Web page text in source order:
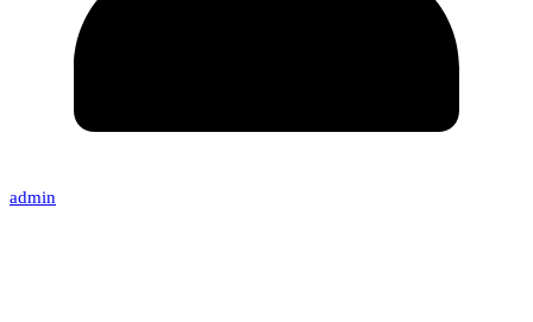
admin